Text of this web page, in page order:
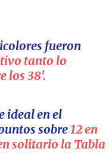
fueron
tanto lo
los 38′.
ideal en el
sobre 12 en
solitario la Tabla